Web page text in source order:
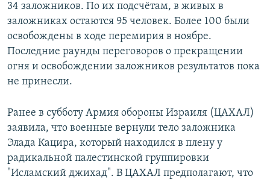
34 заложников. По их подсчётам, в живых в
заложниках остаются 95 человек. Более 100 были
освобождены в ходе перемирия в ноябре.
Последние раунды переговоров о прекращении
огня и освобождении заложников результатов пока
не принесли.
Ранее в субботу Армия обороны Израиля (ЦАХАЛ)
заявила, что военные вернули тело заложника
Элада Кацира, который находился в плену у
радикальной палестинской группировки
"Исламский джихад". В ЦАХАЛ предполагают, что